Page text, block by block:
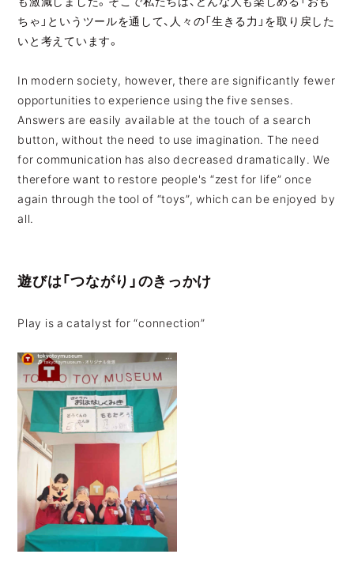
ちゃ」というツールを通して、人々の「生きる力」を取り戻した
いと考えています。
In modern society, however, there are significantly fewer
opportunities to experience using the five senses.
Answers are easily available at the touch of a search
button, without the need to use imagination. The need
for communication has also decreased dramatically. We
therefore want to restore people's “zest for life” once
again through the tool of “toys”, which can be enjoyed by
all.
遊びは「つながり」のきっかけ
Play is a catalyst for “connection”